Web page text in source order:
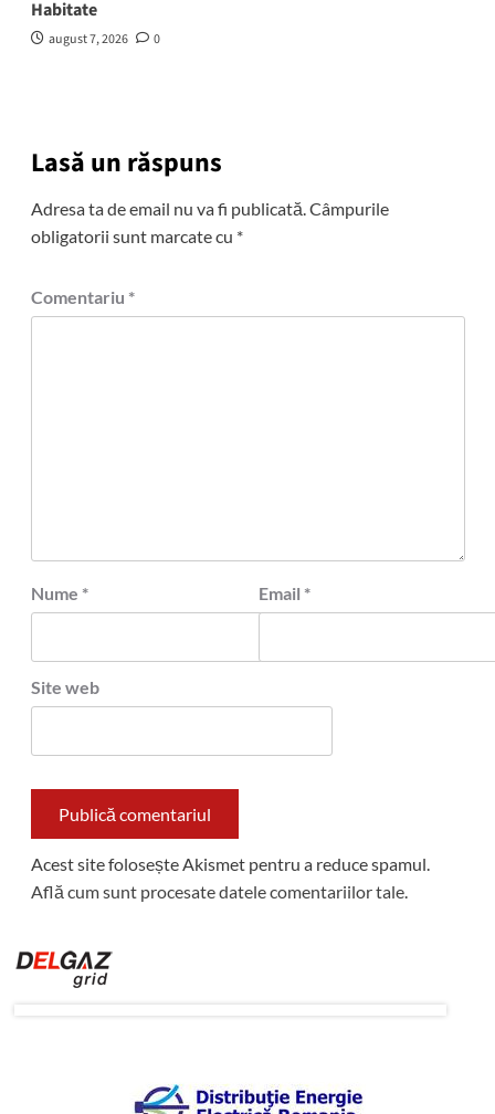
Habitate
august 7, 2026 0
Lasă un răspuns
Adresa ta de email nu va fi publicată.Câmpurile
obligatorii sunt marcate cu *
Comentariu *
Nume * Email *
Site web
Acest site folosește Akismet pentru a reduce spamul.
Află cum sunt procesate datele comentariilor tale.